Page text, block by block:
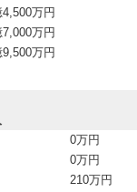
4,500万円
7,000万円
9,500万円
0万円
0万円
210万円